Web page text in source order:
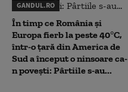
GANDUL.RO
În timp ce România și
Europa fierb la peste 40°C,
într-o țară din America de
Sud a început o ninsoare ca-
n povești: Pârtiile s-au...